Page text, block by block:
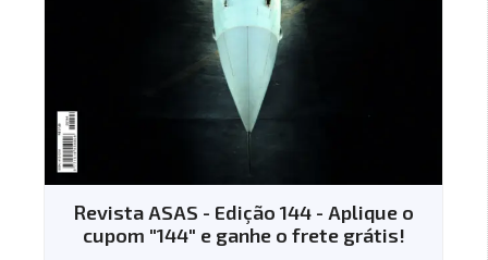
Revista ASAS - Edição 144 - Aplique o
cupom "144" e ganhe o frete grátis!